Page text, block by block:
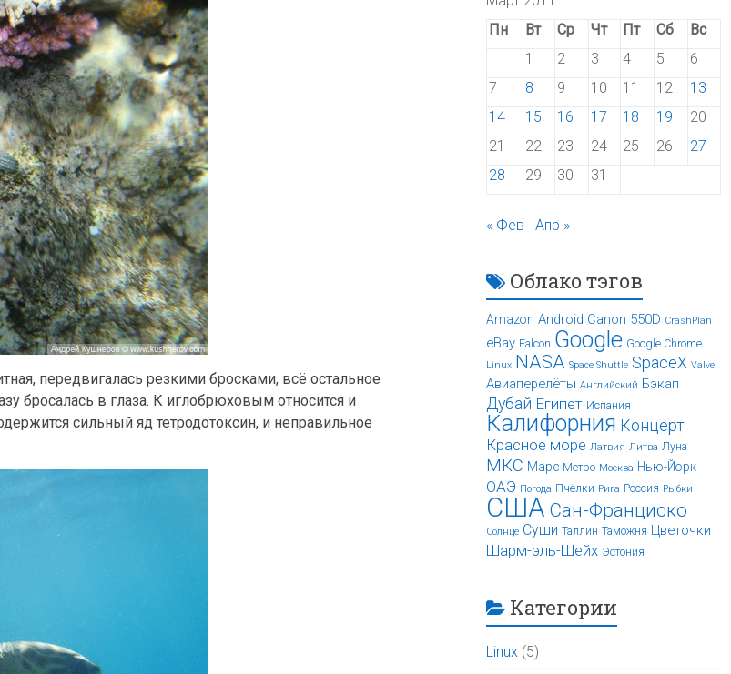
передвигалась резкими бросками, всё остальное
бросалась в глаза. К иглобрюховым относится и
сильный яд тетродотоксин, и неправильное
Пн
Вт Ср Чт Пт Сб
Вс
1
2 3 4 5
6
7
8 9 10 11 12
13
14
15 16 17 18 19
20
21
22 23 24 25 26
27
28
29 30 31
« Фев Апр »
Облако тэгов
Amazon Android Canon 550D CrashPlan
eBay Falcon Google Google Chrome
Linux NASA Space Shuttle SpaceX Valve
Авиаперелёты Английский Бэкап
Дубай Египет Испания
Калифорния Концерт
Красное море Латвия Литва Луна
МКС Марс Метро Москва Нью-Йорк
ОАЭ Погода Пчёлки Рига Россия Рыбки
США Сан-Франциско
Солнце Суши Таллин Таможня Цветочки
Шарм-эль-Шейх Эстония
Категории
Linux (5)